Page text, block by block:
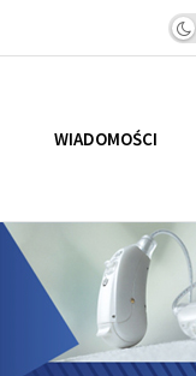
WIADOMOŚCI